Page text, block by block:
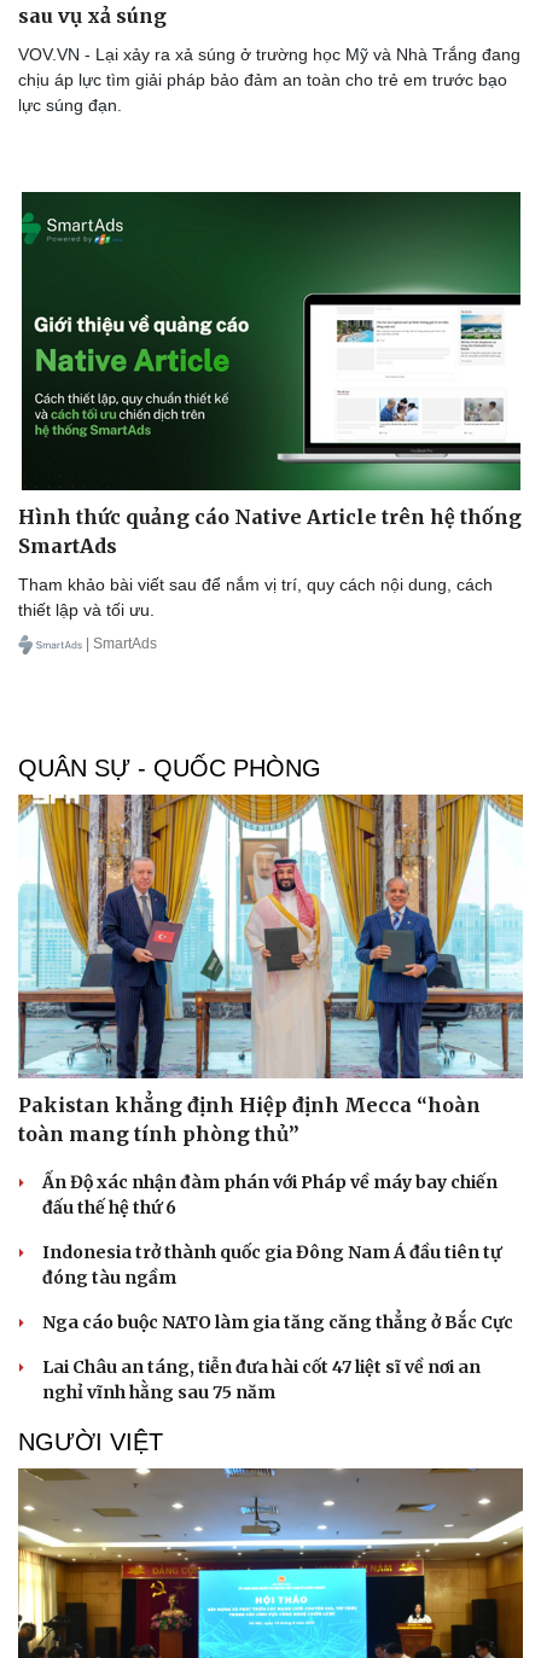
Thông tin doanh nghiệp
Doanh nghiệp 24h
Doanh nhân
Vì cộng đồng
Sành điệu
Trải nghiệm
Chuyển đổi số
sau vụ xả súng
VOV.VN - Lại xảy ra xả súng ở trường học Mỹ và Nhà Trắng đang
chịu áp lực tìm giải pháp bảo đảm an toàn cho trẻ em trước bạo
lực súng đạn.
Hình thức quảng cáo Native Article trên hệ thống
SmartAds
Tham khảo bài viết sau để nắm vị trí, quy cách nội dung, cách
thiết lập và tối ưu.
| SmartAds
QUÂN SỰ - QUỐC PHÒNG
Pakistan khẳng định Hiệp định Mecca “hoàn
toàn mang tính phòng thủ”
Ấn Độ xác nhận đàm phán với Pháp về máy bay chiến
đấu thế hệ thứ 6
Indonesia trở thành quốc gia Đông Nam Á đầu tiên tự
đóng tàu ngầm
Nga cáo buộc NATO làm gia tăng căng thẳng ở Bắc Cực
Lai Châu an táng, tiễn đưa hài cốt 47 liệt sĩ về nơi an
nghỉ vĩnh hằng sau 75 năm
NGƯỜI VIỆT